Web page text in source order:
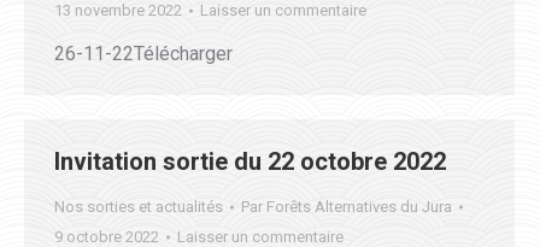
13 novembre 2022
Laisser un commentaire
26-11-22Télécharger
Invitation sortie du 22 octobre 2022
Nos sorties et actualités Par Forêts Alternatives du Jura
9 octobre 2022
Laisser un commentaire